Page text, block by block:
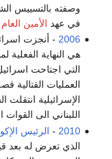
وصفته بالتسييس
في عهد الأمين العام
2006 - أنجزت
هي النهاية الفعلية
التي اجتاحت
العمليات
الإسرائيلية
اللبناني الى القوات
2010
- الرئيس
الذي تعرض له بعد